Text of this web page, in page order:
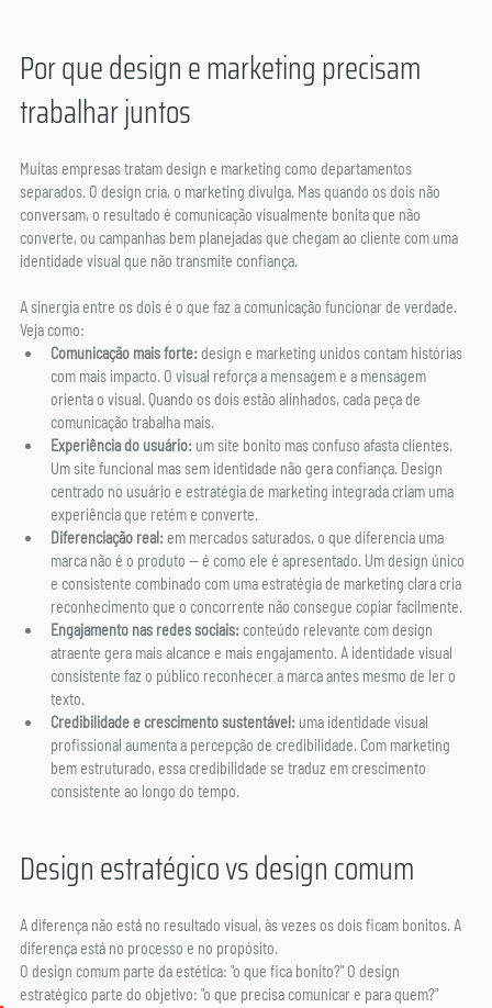
Por que design e marketing precisam
trabalhar juntos
Muitas empresas tratam design e marketing como departamentos
separados. O design cria, o marketing divulga. Mas quando os dois não
conversam, o resultado é comunicação visualmente bonita que não
converte, ou campanhas bem planejadas que chegam ao cliente com uma
identidade visual que não transmite confiança.
A sinergia entre os dois é o que faz a comunicação funcionar de verdade.
Veja como:
Comunicação mais forte: design e marketing unidos contam histórias
com mais impacto. O visual reforça a mensagem e a mensagem
orienta o visual. Quando os dois estão alinhados, cada peça de
comunicação trabalha mais.
Experiência do usuário: um site bonito mas confuso afasta clientes.
Um site funcional mas sem identidade não gera confiança. Design
centrado no usuário e estratégia de marketing integrada criam uma
experiência que retém e converte.
Diferenciação real: em mercados saturados, o que diferencia uma
marca não é o produto — é como ele é apresentado. Um design único
e consistente combinado com uma estratégia de marketing clara cria
reconhecimento que o concorrente não consegue copiar facilmente.
Engajamento nas redes sociais: conteúdo relevante com design
atraente gera mais alcance e mais engajamento. A identidade visual
consistente faz o público reconhecer a marca antes mesmo de ler o
texto.
Credibilidade e crescimento sustentável: uma identidade visual
profissional aumenta a percepção de credibilidade. Com marketing
bem estruturado, essa credibilidade se traduz em crescimento
consistente ao longo do tempo.
Design estratégico vs design comum
A diferença não está no resultado visual, às vezes os dois ficam bonitos. A
diferença está no processo e no propósito.
O design comum parte da estética: "o que fica bonito?" O design
estratégico parte do objetivo: "o que precisa comunicar e para quem?"